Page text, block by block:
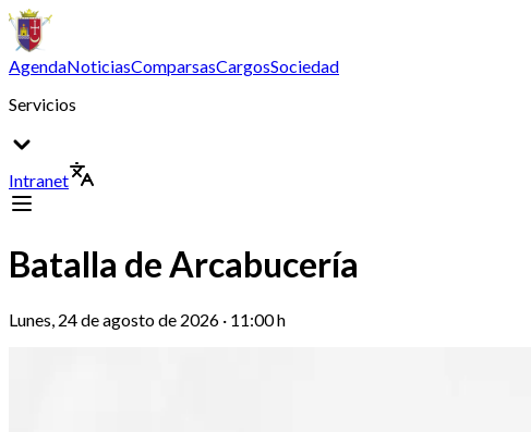
AgendaNoticiasComparsasCargosSociedad
Servicios
Intranet
Batalla de Arcabucería
Lunes, 24 de agosto de 2026 · 11:00 h